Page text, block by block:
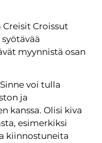
Croissut
myynnistä osan
voi tulla
ja
kanssa. Olisi kiva
esimerkiksi
kiinnostuneita